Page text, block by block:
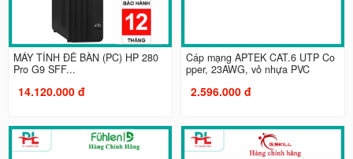
MÁY TÍNH ĐỂ BÀN (PC) HP 280
Pro G9 SFF...
14.120.000 đ
Cáp mạng APTEK CAT.6 UTP Co
pper, 23AWG, vỏ nhựa PVC
2.596.000 đ